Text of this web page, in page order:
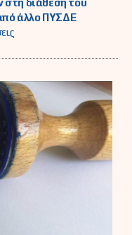
στη διάθεση του
άλλο ΠΥΣΔΕ